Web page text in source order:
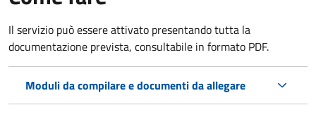
Il servizio può essere attivato presentando tutta la
documentazione prevista, consultabile in formato PDF.
Moduli da compilare e documenti da allegare